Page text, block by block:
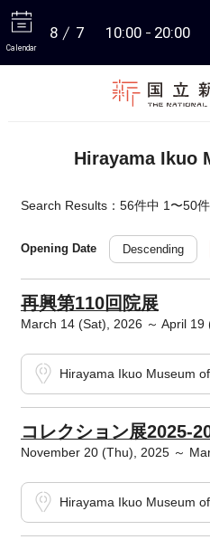
Calendar
8 7 10:00 20:00
Hirayama Ikuo
Search Results：56件中 1〜50件
Opening Date Descending
再興第110回院展
March 14 (Sat), 2026 ～ April 19
Hirayama Ikuo Museum
コレクション展2025-
November 20 (Thu), 2025 ～
Hirayama Ikuo Museum